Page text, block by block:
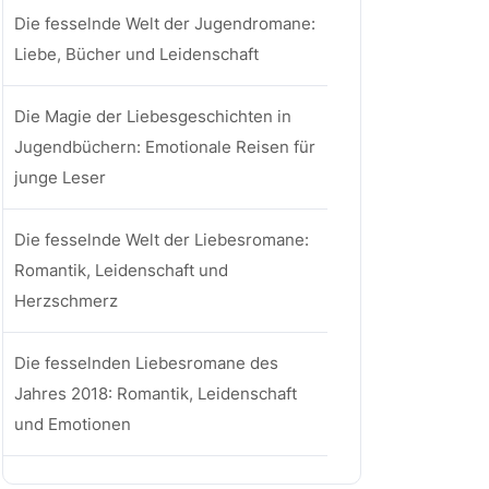
Die fesselnde Welt der Jugendromane:
Liebe, Bücher und Leidenschaft
Die Magie der Liebesgeschichten in
Jugendbüchern: Emotionale Reisen für
junge Leser
Die fesselnde Welt der Liebesromane:
Romantik, Leidenschaft und
Herzschmerz
Die fesselnden Liebesromane des
Jahres 2018: Romantik, Leidenschaft
und Emotionen